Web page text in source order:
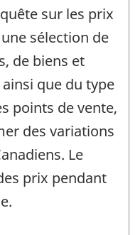
sur les prix
sélection de
de biens et
que du type
points de vente,
des variations
Le
prix pendant